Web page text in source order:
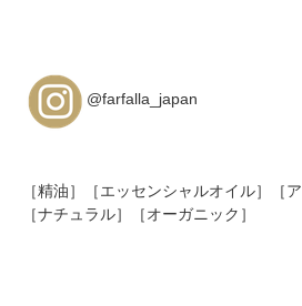
@farfalla_japan
［精油］［エッセンシャルオイル］［
［ナチュラル］［オーガニック］